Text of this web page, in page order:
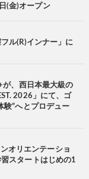
(金)オープン
ル(R)インナー」に
が、西日本最大級の
2026」にて、ゴ
験”へとプロデュー
オリエンテーショ
スタートはじめの1